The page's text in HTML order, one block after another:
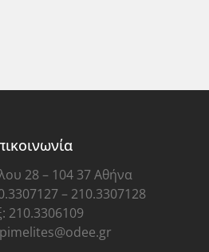
28 – 104 37 Αθήνα
– 210.3307128
210.3306109